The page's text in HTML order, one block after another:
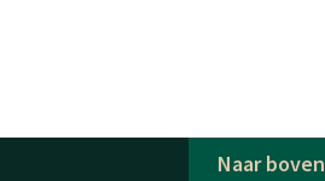
Naar boven